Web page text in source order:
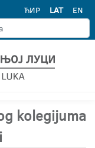
ЋИР LAT EN
kolegijuma